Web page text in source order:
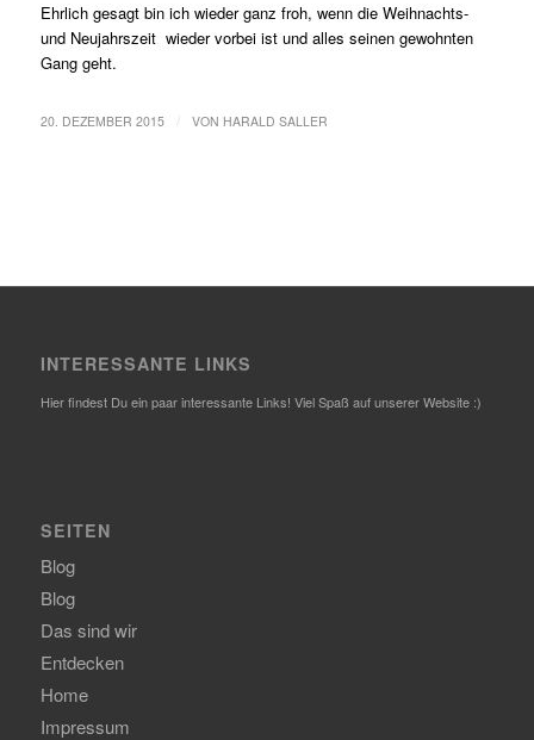
Ehrlich gesagt bin ich wieder ganz froh, wenn die Weihnachts-
und Neujahrszeit wieder vorbei ist und alles seinen gewohnten
Gang geht.
20. DEZEMBER 2015 VON HARALD SALLER
INTERESSANTE LINKS
Hier findest Du ein paar interessante Links! Viel Spaß auf unserer Website :)
SEITEN
Blog
Blog
Das sind wir
Entdecken
Home
Impressum